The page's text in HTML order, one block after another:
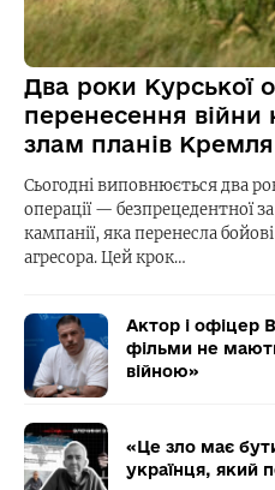
Два роки Курської
перенесення війни
злам планів Кремля
Сьогодні виповнюється два
операції — безпрецедентної
кампанії, яка перенесла
агресора. Цей крок…
Актор і офіцер
фільми не мають
війною»
«Це зло має
українця, який